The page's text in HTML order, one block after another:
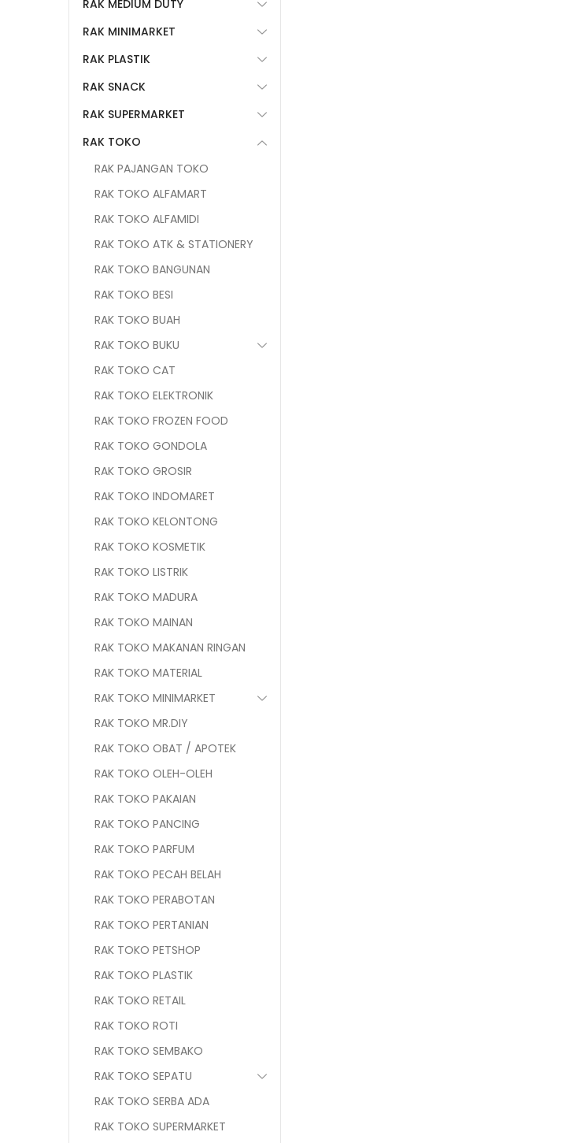
RAK MEDIUM DUTY
RAK MINIMARKET
RAK PLASTIK
RAK SNACK
RAK SUPERMARKET
RAK TOKO
RAK PAJANGAN TOKO
RAK TOKO ALFAMART
RAK TOKO ALFAMIDI
RAK TOKO ATK & STATIONERY
RAK TOKO BANGUNAN
RAK TOKO BESI
RAK TOKO BUAH
RAK TOKO BUKU
RAK TOKO CAT
RAK TOKO ELEKTRONIK
RAK TOKO FROZEN FOOD
RAK TOKO GONDOLA
RAK TOKO GROSIR
RAK TOKO INDOMARET
RAK TOKO KELONTONG
RAK TOKO KOSMETIK
RAK TOKO LISTRIK
RAK TOKO MADURA
RAK TOKO MAINAN
RAK TOKO MAKANAN RINGAN
RAK TOKO MATERIAL
RAK TOKO MINIMARKET
RAK TOKO MR.DIY
RAK TOKO OBAT / APOTEK
RAK TOKO OLEH-OLEH
RAK TOKO PAKAIAN
RAK TOKO PANCING
RAK TOKO PARFUM
RAK TOKO PECAH BELAH
RAK TOKO PERABOTAN
RAK TOKO PERTANIAN
RAK TOKO PETSHOP
RAK TOKO PLASTIK
RAK TOKO RETAIL
RAK TOKO ROTI
RAK TOKO SEMBAKO
RAK TOKO SEPATU
RAK TOKO SERBA ADA
RAK TOKO SUPERMARKET